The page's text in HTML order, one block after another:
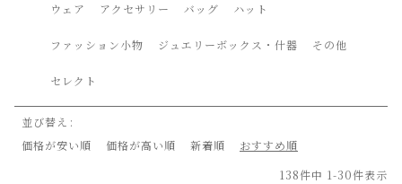
ウェア アクセサリー バッグ ハット
ファッション小物 ジュエリーボックス・什器 その他
セレクト
並び替え
価格が安い順
価格が高い順 新着順
おすすめ順
138件中 1-30件表示